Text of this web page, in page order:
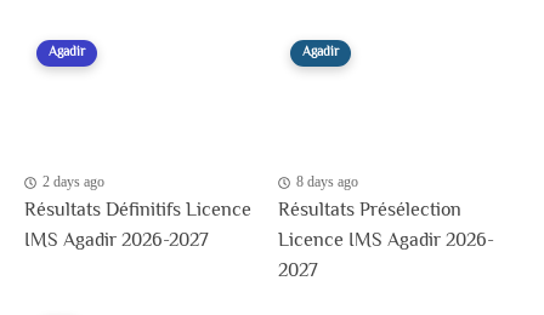
Agadir
2 days ago
Résultats Définitifs Licence
IMS Agadir 2026-2027
Agadir
8 days ago
Résultats Présélection
Licence IMS Agadir 2026-
2027